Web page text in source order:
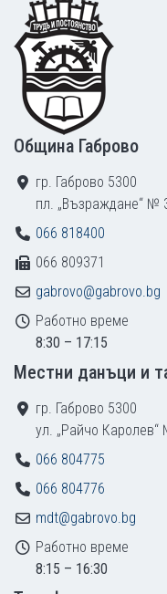
Footer
Община Габрово
гр. Габрово 5300
пл. „Възраждане“ №
066 818400
066 809371
gabrovo@gabrovo.bg
Работно време
8:30 – 17:15
Местни данъци и
гр. Габрово 5300
ул. „Райчо
066 804775
066 804776
mdt@gabrovo.bg
Работно време
8:15 – 16:30